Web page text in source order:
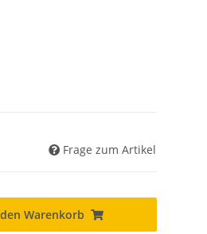
Frage zum Artikel
Warenkorb